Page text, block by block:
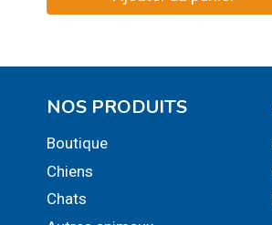
NOS PRODUITS
Boutique
Chiens
Chats